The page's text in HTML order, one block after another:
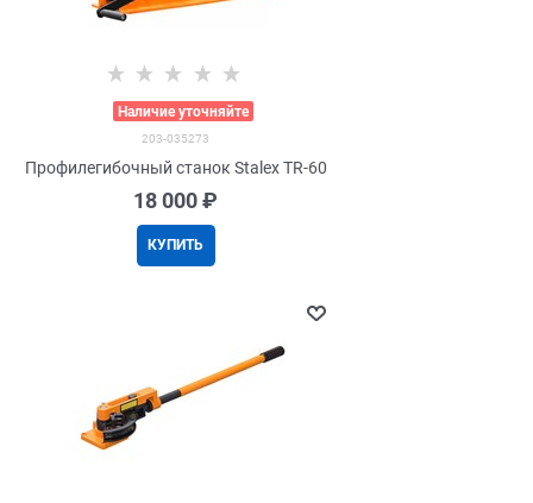
Наличие уточняйте
203-035273
Профилегибочный станок Stalex TR-60
18 000 ₽
КУПИТЬ